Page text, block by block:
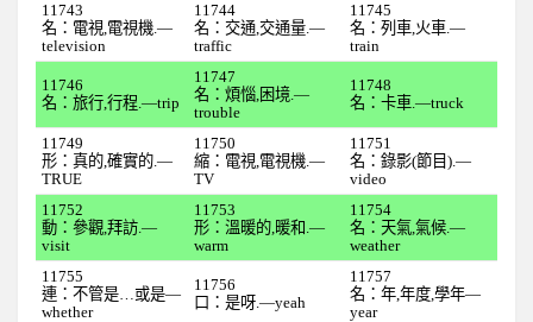
全民英檢初級212
全民英檢初級213
全民英檢初級214
全民英檢初級215
全民英檢初級216
全民英檢初級217
全民英檢初級218
全民英檢初級219
11743
名：電視,電視機.—
television
11744
名：交通,交通量.—
traffic
11745
名：列車,火車.—
train
11746
名：旅行,行程.—trip
11747
名：煩惱,困境.—
trouble
11748
名：卡車.—truck
11749
形：真的,確實的.—
TRUE
11750
縮：電視,電視機.—
TV
11751
名：錄影(節目).—
video
11752
動：參觀,拜訪.—
visit
11753
形：溫暖的,暖和.—
warm
11754
名：天氣,氣候.—
weather
11755
連：不管是…或是—
whether
11756
口：是呀.—yeah
11757
名：年,年度,學年—
year